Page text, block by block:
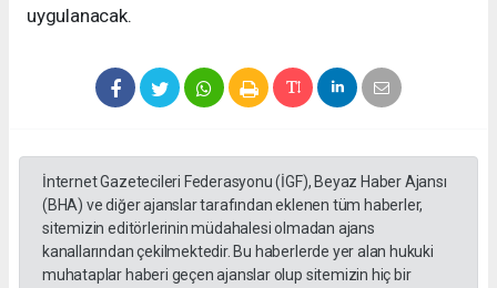
uygulanacak.
İnternet Gazetecileri Federasyonu (İGF), Beyaz Haber Ajansı
(BHA) ve diğer ajanslar tarafından eklenen tüm haberler,
sitemizin editörlerinin müdahalesi olmadan ajans
kanallarından çekilmektedir. Bu haberlerde yer alan hukuki
muhataplar haberi geçen ajanslar olup sitemizin hiç bir